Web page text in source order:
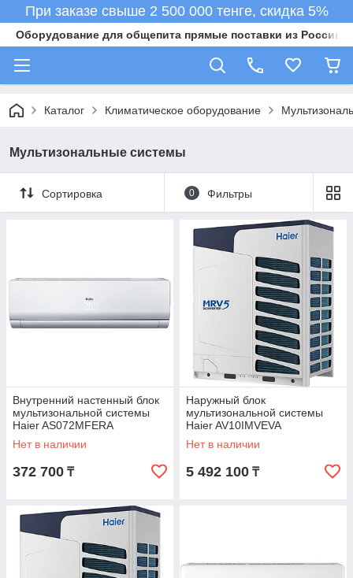
При заказе свыше 2 500 000 тенге, скидка 5%
Оборудование для общепита прямые поставки из России в
Каталог Климатическое оборудование
Мультизональные системы
Сортировка 0 Фильтры
Внутренний настенный блок
мультизональной системы
Haier AS072MFERA
Нет в наличии
372 700 ₸
Наружный блок
мультизональной системы
Haier AV10IMVEVA
Нет в наличии
5 492 100 ₸